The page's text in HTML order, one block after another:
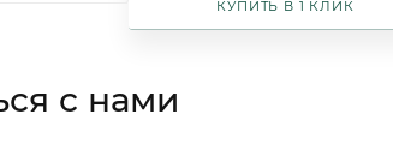
КУПИТЬ В 1 КЛИК
с нами